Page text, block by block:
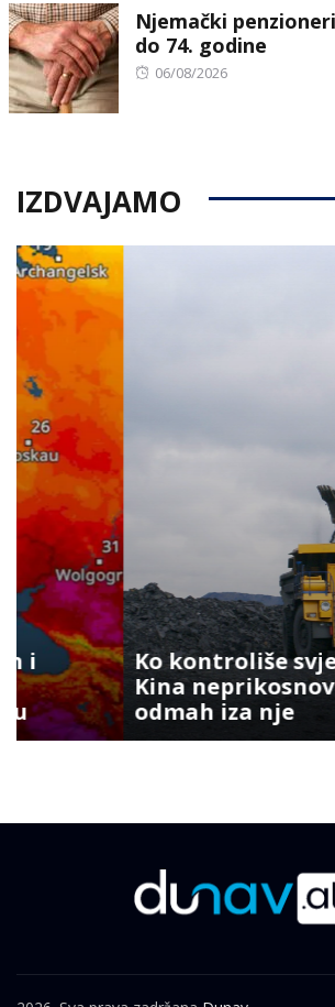
Njemački
do 74. godine
Posted
06/08/2026
IZDVAJAMO
Ko kontroliše svjetske
Kina neprikosnovena, a
odmah iza nje